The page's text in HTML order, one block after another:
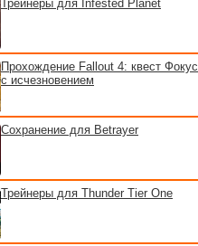
Трейнеры для Infested Planet
Прохождение Fallout 4: квест Фокус
с исчезновением
Сохранение для Betrayer
Трейнеры для Thunder Tier One